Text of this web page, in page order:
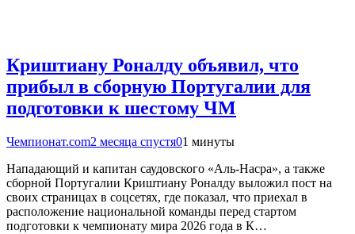
Криштиану Роналду объявил, что
прибыл в сборную Португалии для
подготовки к шестому ЧМ
Чемпионат.com2 месяца спустя01 минуты
Нападающий и капитан саудовского «Аль-Насра», а также
сборной Португалии Криштиану Роналду выложил пост на
своих страницах в соцсетях, где показал, что приехал в
расположение национальной команды перед стартом
подготовки к чемпионату мира 2026 года в К…